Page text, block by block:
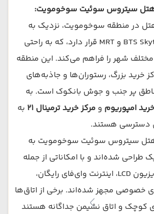
سیتروس سوئیت سوخومویت:
در منطقه سوخومویت، نزدیک به
ایستگاه‌های BTS Skytrain و MRT قرار دارد، که به راحتی
شهر را فراهم می‌کند. این منطقه
خرید بزرگ، رستوران‌ها و جاذبه‌های
پر جنب و جوش بانکوک است. به
امپوریوم و مرکز خرید ترمینال ۲۱
به
دسترسی هستند.
سیتروس سوئیت سوخومویت به
شده‌اند و با امکاناتی از جمله
تهویه مطبوع، تلویزیون LCD، اینترنت وای‌فای رایگان،
خصوصی مجهز شده‌اند. برخی از اتاق‌ها
کوچک و اتاق نشیمن جداگانه هستند